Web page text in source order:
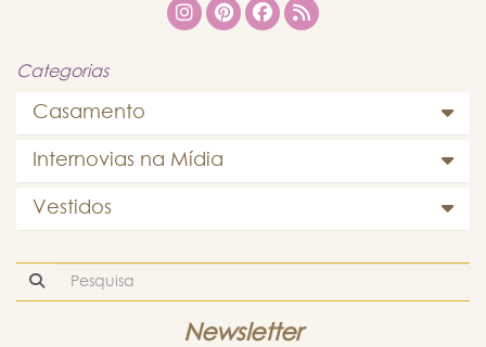
Categorias
Casamento
Internovias na Mídia
Vestidos
Newsletter